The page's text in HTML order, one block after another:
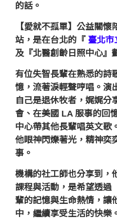
的話。
【愛就不孤單】公益關
站， 是在台北的『 臺北市
及『北醫創齡日照中心』
有位失智長輩在熟悉的詩
憶，流著淚輕聲哼唱。 演
自己是退休牧者， 娓娓分
會、在美國 LA 服事的回
中心帶其他長輩唱英文歌
他眼神閃爍著光，精神奕
事。
機構的社工師也分享到，
課程與活動， 是希望透過
輩的記憶與生命熱情， 讓
中，繼續享受生活的快樂